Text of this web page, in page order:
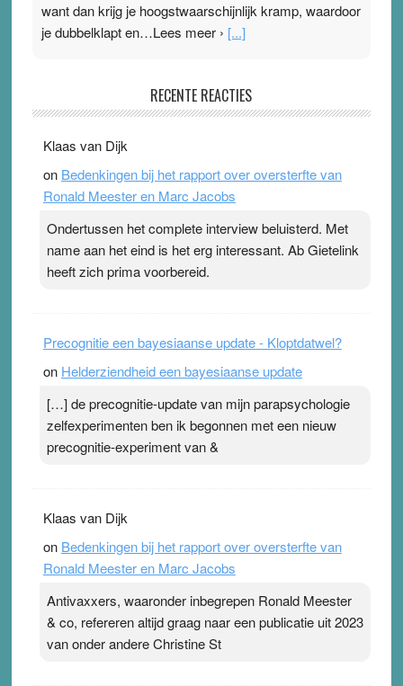
want dan krijg je hoogstwaarschijnlijk kramp, waardoor
je dubbelklapt en…Lees meer › [...]
Ward van Beek
topsporters. Ze hopen ermee hun hartslag te verlagen
terwijl ze meer zuurstof opnemen. Daarop heeft zo’n
pleister geen effect. Maar het gevoel ‘makkelijker te
Pleisterplakkers in de topspsort ›[...]
RECENTE REACTIES
Klaas van Dijk
on Bedenkingen bij het rapport over oversterfte van
Ronald Meester en Marc Jacobs
Ondertussen het complete interview beluisterd. Met
name aan het eind is het erg interessant. Ab Gietelink
heeft zich prima voorbereid.
Precognitie een bayesiaanse update - Kloptdatwel?
on Helderziendheid een bayesiaanse update
[…] de precognitie-update van mijn parapsychologie
zelfexperimenten ben ik begonnen met een nieuw
precognitie-experiment van &
Klaas van Dijk
on Bedenkingen bij het rapport over oversterfte van
Ronald Meester en Marc Jacobs
Antivaxxers, waaronder inbegrepen Ronald Meester
& co, refereren altijd graag naar een publicatie uit 2023
van onder andere Christine St